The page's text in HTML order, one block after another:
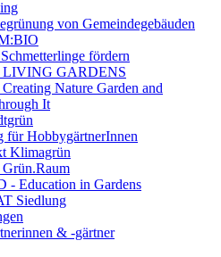
von Gemeindegebäuden
fördern
LIVING GARDENS
Nature Garden and
It
für HobbygärtnerInnen
Klimagrün
- Education in Gardens
Siedlung
& -gärtner